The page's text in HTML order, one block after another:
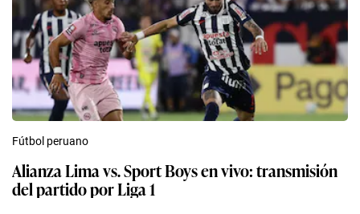
Fútbol peruano
Alianza Lima vs. Sport Boys en vivo: transmisión
del partido por Liga 1